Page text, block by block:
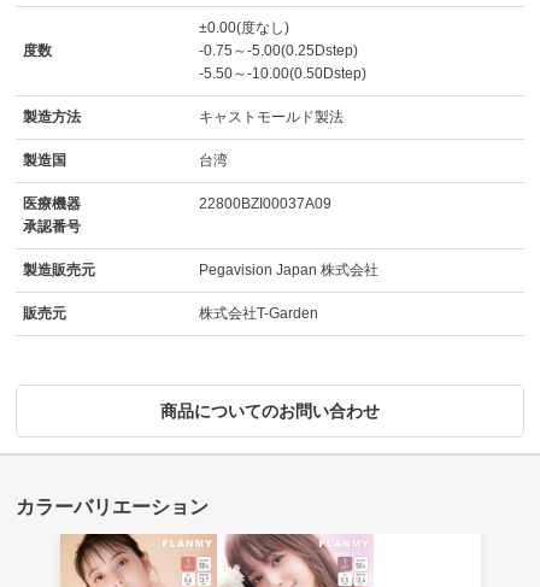
度数
±0.00(度なし)
-0.75～-5.00(0.25Dstep)
-5.50～-10.00(0.50Dstep)
製造方法 キャストモールド製法
製造国 台湾
医療機器
承認番号
22800BZI00037A09
製造販売元 Pegavision Japan 株式会社
販売元 株式会社T-Garden
商品についてのお問い合わせ